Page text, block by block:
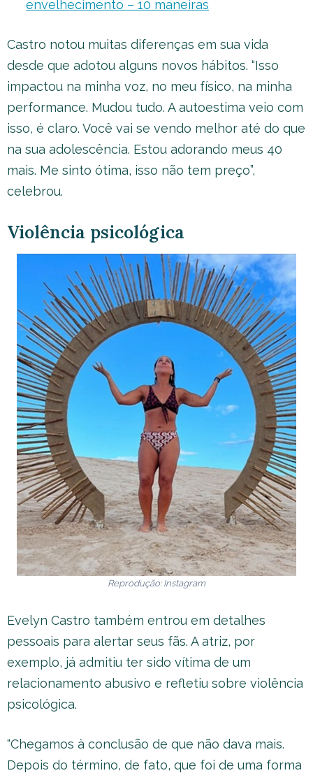
envelhecimento – 10 maneiras
Castro notou muitas diferenças em sua vida
desde que adotou alguns novos hábitos. “Isso
impactou na minha voz, no meu físico, na minha
performance. Mudou tudo. A autoestima veio com
isso, é claro. Você vai se vendo melhor até do que
na sua adolescência. Estou adorando meus 40
mais. Me sinto ótima, isso não tem preço”,
celebrou.
Violência psicológica
Reprodução: Instagram
Evelyn Castro também entrou em detalhes
pessoais para alertar seus fãs. A atriz, por
exemplo, já admitiu ter sido vítima de um
relacionamento abusivo e refletiu sobre violência
psicológica.
“Chegamos à conclusão de que não dava mais.
Depois do término, de fato, que foi de uma forma